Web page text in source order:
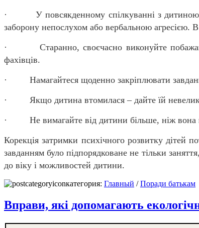
· У повсякденному спілкуванні з дитиною із
заборону непослухом або вербальною
· Старанно, своєчасно виконуйте побажання
фахівців.
· Намагайтеся щоденно закріплювати
· Якщо дитина втомилася – дайте їй
· Не вимагайте від дитини більше, ніж вона
Корекція затримки психічного розвитку дітей
завданням було підпорядковане не тільки
до віку і можливостей дитини.
категория: Главный /Поради батькам
Вправи, які допомагають